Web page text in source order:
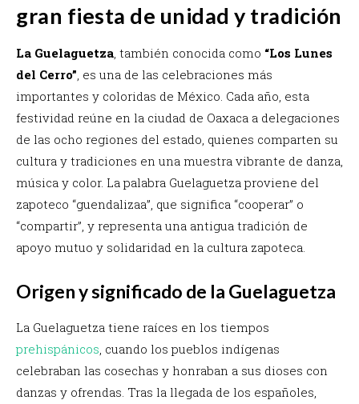
gran fiesta de unidad y tradición
La Guelaguetza , también conocida como “Los Lunes
del Cerro” , es una de las celebraciones más
importantes y coloridas de México. Cada año, esta
festividad reúne en la ciudad de Oaxaca a delegaciones
de las ocho regiones del estado, quienes comparten su
cultura y tradiciones en una muestra vibrante de danza,
música y color. La palabra Guelaguetza proviene del
zapoteco “guendalizaa”, que significa “cooperar” o
“compartir”, y representa una antigua tradición de
apoyo mutuo y solidaridad en la cultura zapoteca.
Origen y significado de la Guelaguetza
La Guelaguetza tiene raíces en los tiempos
prehispánicos , cuando los pueblos indígenas
celebraban las cosechas y honraban a sus dioses con
danzas y ofrendas. Tras la llegada de los españoles,